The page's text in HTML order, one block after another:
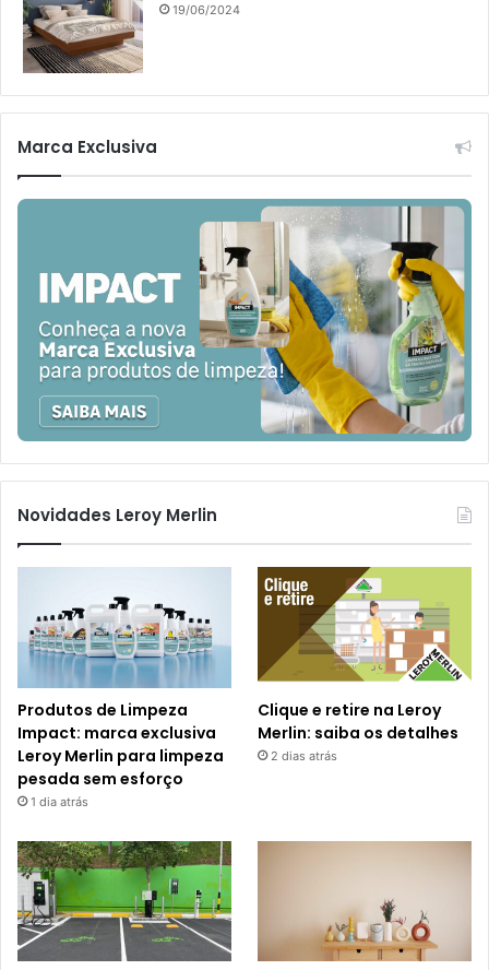
19/06/2024
Marca Exclusiva
Novidades Leroy Merlin
Produtos de Limpeza
Impact: marca exclusiva
Leroy Merlin para limpeza
pesada sem esforço
1 dia atrás
Clique e retire na Leroy
Merlin: saiba os detalhes
2 dias atrás